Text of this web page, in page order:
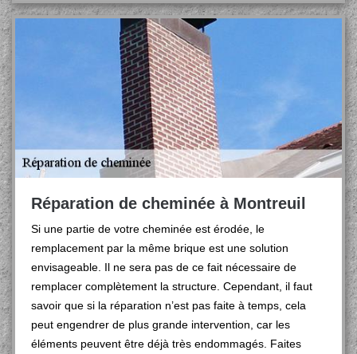
Réparation de cheminée à Montreuil
Si une partie de votre cheminée est érodée, le
remplacement par la même brique est une solution
envisageable. Il ne sera pas de ce fait nécessaire de
remplacer complètement la structure. Cependant, il faut
savoir que si la réparation n’est pas faite à temps, cela
peut engendrer de plus grande intervention, car les
éléments peuvent être déjà très endommagés. Faites